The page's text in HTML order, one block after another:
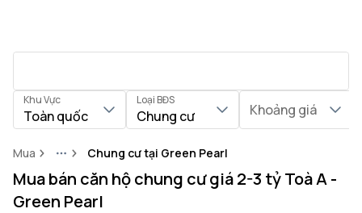
Khu Vực
Toàn quốc
Loại BĐS
Chung cư Khoảng giá
Mua MoreChung cư tại Green Pearl
Mua bán căn hộ chung cư giá 2-3 tỷ Toà A -
Green Pearl